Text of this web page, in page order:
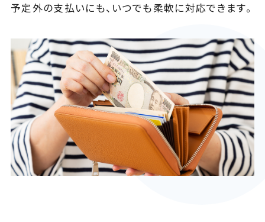
予定外の支払いにも、いつでも柔軟に対応できます。